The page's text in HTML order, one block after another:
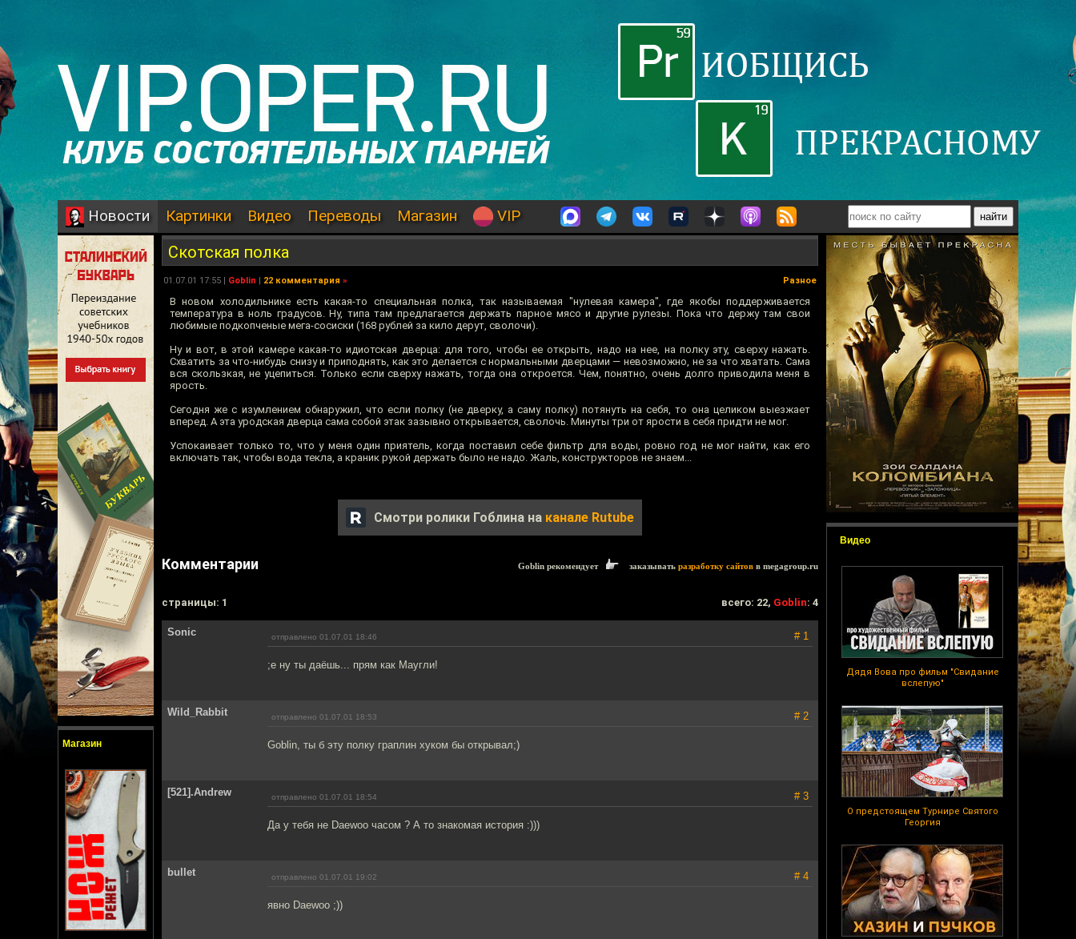
Новости Картинки Видео Переводы Магазин VIP
Магазин
Видео
Дядя Вова про фильм "Свидание
вслепую"
О предстоящем Турнире Святого
Георгия
Скотская полка
01.07.01 17:55 | Goblin | 22 комментария » Разное
В новом холодильнике есть какая-то специальная полка, так называемая "нулевая камера", где якобы поддерживается
температура в ноль градусов. Ну, типа там предлагается держать парное мясо и другие рулезы. Пока что держу там свои
любимые подкопченые мега-сосиски (168 рублей за кило дерут, сволочи).
Ну и вот, в этой камере какая-то идиотская дверца: для того, чтобы ее открыть, надо на нее, на полку эту, сверху нажать.
Схватить за что-нибудь снизу и приподнять, как это делается с нормальными дверцами — невозможно, не за что хватать. Сама
вся скользкая, не уцепиться. Только если сверху нажать, тогда она откроется. Чем, понятно, очень долго приводила меня в
ярость.
Сегодня же с изумлением обнаружил, что если полку (не дверку, а саму полку) потянуть на себя, то она целиком выезжает
вперед. А эта уродская дверца сама собой этак зазывно открывается, сволочь. Минуты три от ярости в себя придти не мог.
Успокаивает только то, что у меня один приятель, когда поставил себе фильтр для воды, ровно год не мог найти, как его
включать так, чтобы вода текла, а краник рукой держать было не надо. Жаль, конструкторов не знаем...
Смотри ролики Гоблина на канале Rutube
Комментарии Goblin рекомендует заказывать разработку сайтов в megagroup.ru
cтраницы: 1 всего: 22, Goblin: 4
Sonic отправлено 01.07.01 18:46 # 1
;e ну ты даёшь... прям как Маугли!
Wild_Rabbit отправлено 01.07.01 18:53 # 2
Goblin, ты б эту полку граплин хуком бы открывал;)
[521].Andrew отправлено 01.07.01 18:54 # 3
Да у тебя не Daewoo часом ? А то знакомая история :)))
bullet отправлено 01.07.01 19:02 # 4
явно Daewoo ;))